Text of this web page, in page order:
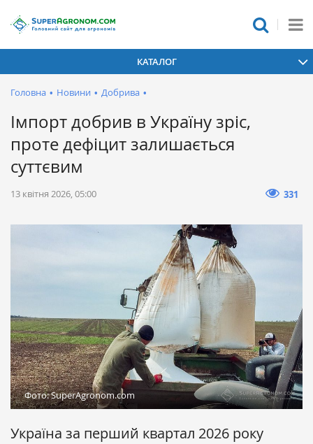
КАТАЛОГ
Головна • Новини • Добрива •
Імпорт добрив в Україну зріс,
проте дефіцит залишається
суттєвим
13 квітня 2026, 05:00 331
Фото: SuperAgronom.com
Україна за перший квартал 2026 року